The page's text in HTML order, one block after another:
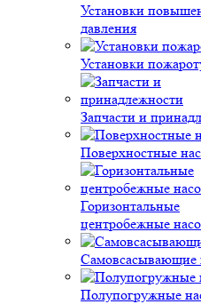
Установки
давления
Установки
Запчасти и
Поверхностные
Горизонтальные
центробежные
Самовсасывающие
Полупогружные